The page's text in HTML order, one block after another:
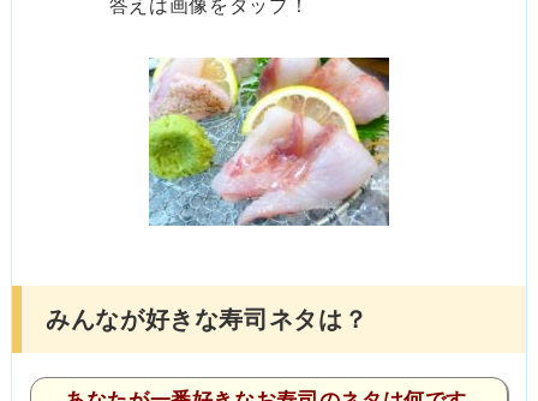
答えは画像をタップ！
みんなが好きな寿司ネタは？